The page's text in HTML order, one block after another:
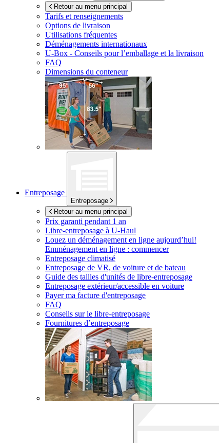
Retour au menu principal
Tarifs et renseignements
Options de livraison
Utilisations fréquentes
Déménagements internationaux
U-Box - Conseils pour l’emballage et la livraison
FAQ
Dimensions du conteneur
Entreposage
Entreposage
Retour au menu principal
Prix garanti pendant 1 an
Libre-entreposage à U-Haul
Louez un déménagement en ligne aujourd’hui!
Emménagement en ligne : commencer
Entreposage climatisé
Entreposage de VR, de voiture et de bateau
Guide des tailles d'unités de libre-entreposage
Entreposage extérieur/accessible en voiture
Payer ma facture d'entreposage
FAQ
Conseils sur le libre-entreposage
Fournitures d’entreposage